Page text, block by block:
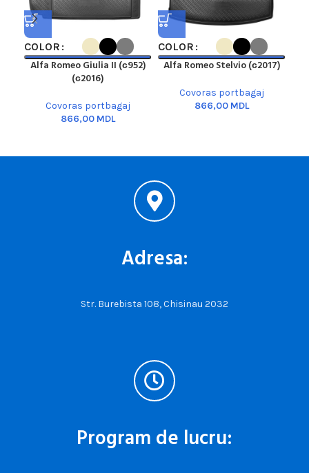
COLOR
Alfa Romeo Giulia II (с952)
(с2016)
Covoras portbagaj
MDL
COLOR
Alfa Romeo Stelvio (с2017)
Covoras portbagaj
MDL
Adresa:
Str. Burebista 108, Chisinau 2032
Program de lucru: